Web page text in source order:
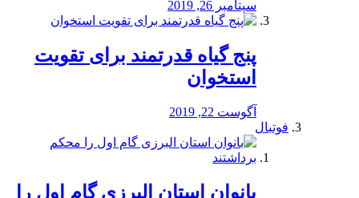
سپتامبر 26, 2019
پنج گیاه قدرتمند برای تقویت
استخوان
آگوست 22, 2019
فوتبال
بانوان استان البرزی گام اول را